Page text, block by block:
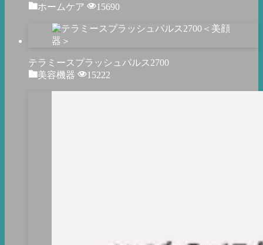
ホームケア 15690
テラミースプラッシュパルス2700
美容機器
15222